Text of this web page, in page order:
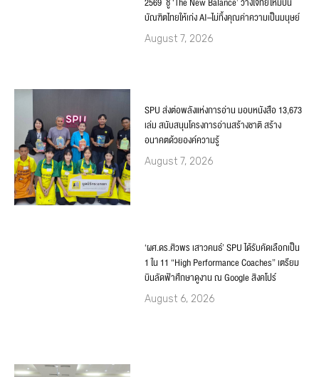
บัณฑิตไทยให้เก่ง AI–ไม่ทิ้งคุณค่าความเป็นมนุษย์
August 7, 2026
SPU ส่งต่อพลังแห่งการอ่าน มอบหนังสือ 13,673
เล่ม สนับสนุนโครงการอ่านสร้างชาติ สร้าง
อนาคตด้วยองค์ความรู้
August 7, 2026
‘ผศ.ดร.ศิวพร เสาวคนธ์’ SPU ได้รับคัดเลือกเป็น
1 ใน 11 “High Performance Coaches” เตรียม
บินลัดฟ้าศึกษาดูงาน ณ Google สิงคโปร์
August 6, 2026